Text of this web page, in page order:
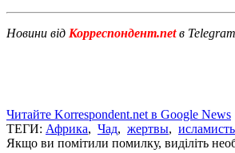
Новини від Корреспондент.netв
Читайте Korrespondent.net в Google News
ТЕГИ: Африка, Чад, жертвы,
Якщо ви помітили помилку, виділіть